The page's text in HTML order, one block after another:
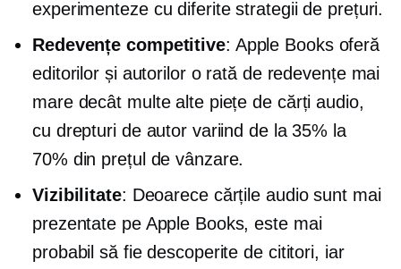
experimenteze cu diferite strategii de prețuri.
Redevențe competitive: Apple Books oferă
editorilor și autorilor o rată de redevențe mai
mare decât multe alte piețe de cărți audio,
cu drepturi de autor variind de la 35% la
70% din prețul de vânzare.
Vizibilitate: Deoarece cărțile audio sunt mai
prezentate pe Apple Books, este mai
probabil să fie descoperite de cititori, iar